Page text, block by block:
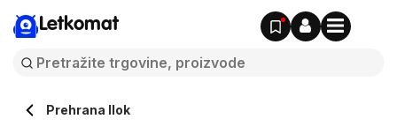
Letkomat
Prehrana Ilok